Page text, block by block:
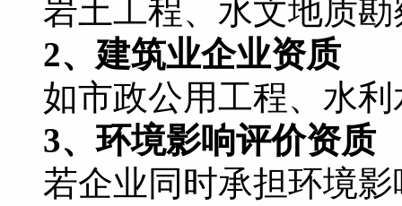
岩土工程、水文地质勘
2、建筑业企业资质
如市政公用工程、水利
3、环境影响评价资质
若企业同时承担环境影